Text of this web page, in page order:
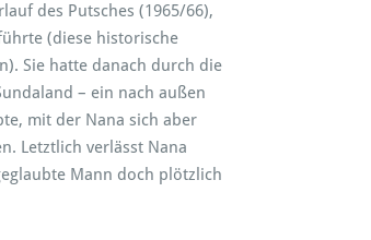
des Putsches (1965/66),
(diese historische
Sie hatte danach durch die
– ein nach außen
mit der Nana sich aber
Letztlich verlässt Nana
Mann doch plötzlich